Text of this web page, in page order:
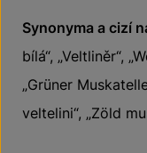
Synonyma a cizí
bílá“, „Veltliněr“,
„Grüner
veltelini“, „Zöld